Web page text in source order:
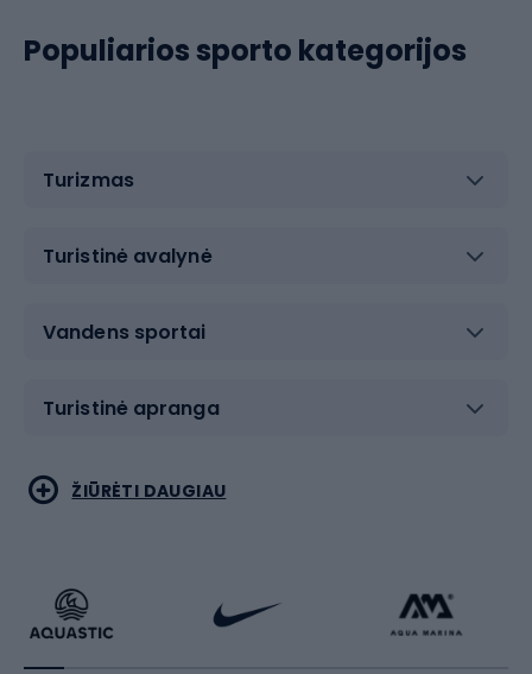
Populiarios sporto kategorijos
Turizmas
Turistinė avalynė
Vandens sportai
Turistinė apranga
Bėgimas
Dviratininkų apranga
Koviniai sportai
Rakečių sportas
ŽIŪRĖTI DAUGIAU